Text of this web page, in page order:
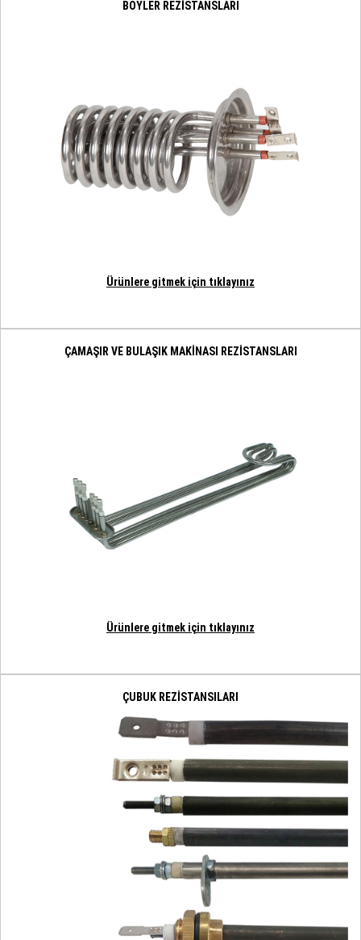
BOYLER REZİSTANSLARI
Ürünlere gitmek için tıklayınız
ÇAMAŞIR VE BULAŞIK MAKİNASI REZİSTANSLARI
Ürünlere gitmek için tıklayınız
ÇUBUK REZİSTANSILARI